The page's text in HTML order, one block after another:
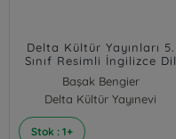
Delta Kültür Yayınları 5.
Sınıf Resimli İngilizce Dil
Kartları Delta Kültür
Başak Bengier
Delta Kültür Yayınevi
Stok : 1+